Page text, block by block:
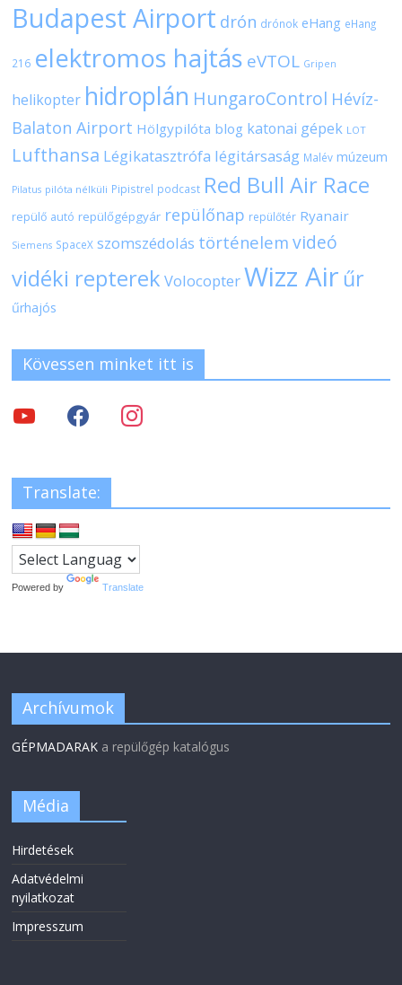
Budapest Airport drón drónok eHang eHang
216 elektromos hajtás eVTOL Gripen
helikopter hidroplán HungaroControl Hévíz-
Balaton Airport Hölgypilóta blog katonai gépek LOT
Lufthansa Légikatasztrófa légitársaság Malév múzeum
Pilatus pilóta nélküli Pipistrel podcast Red Bull Air Race
repülő autó repülőgépgyár repülőnap repülőtér Ryanair
Siemens SpaceX szomszédolás történelem videó
vidéki repterek VolocopterWizz Air űr
űrhajós
Kövessen minket itt is
Translate:
Powered by Translate
Archívumok
GÉPMADARAK a repülőgép katalógus
Média
Hirdetések
Adatvédelmi
nyilatkozat
Impresszum